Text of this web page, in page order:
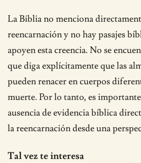
La Biblia no menciona
reencarnación y no hay pasajes
apoyen esta creencia. No se
que diga explícitamente que las
pueden renacer en cuerpos
muerte. Por lo tanto, es
ausencia de evidencia bíblica
la reencarnación desde una
Tal vez te interesa